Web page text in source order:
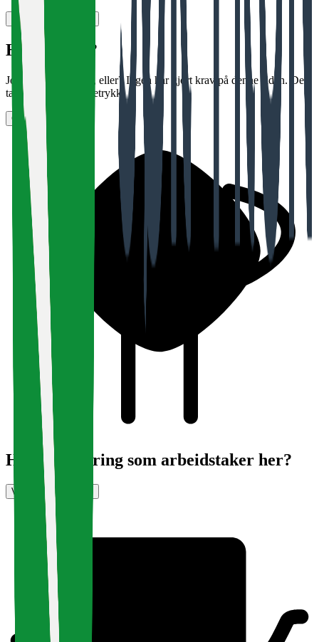
Vurder arbeidsplass
Halloooooo?
Jobber det noen her, eller? Ingen har gjort krav på denne siden. Det
tar bare noen få tastetrykk.
Gjør krav på siden
Har du erfaring som arbeidstaker her?
Vurder arbeidsplass